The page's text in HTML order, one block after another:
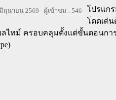
ถุนายน 2569 ผู้เข้าชม : 546
โปรแก
โดดเด่
ลไทม์ ครอบคลุมตั้งแต่ขั้นตอนกา